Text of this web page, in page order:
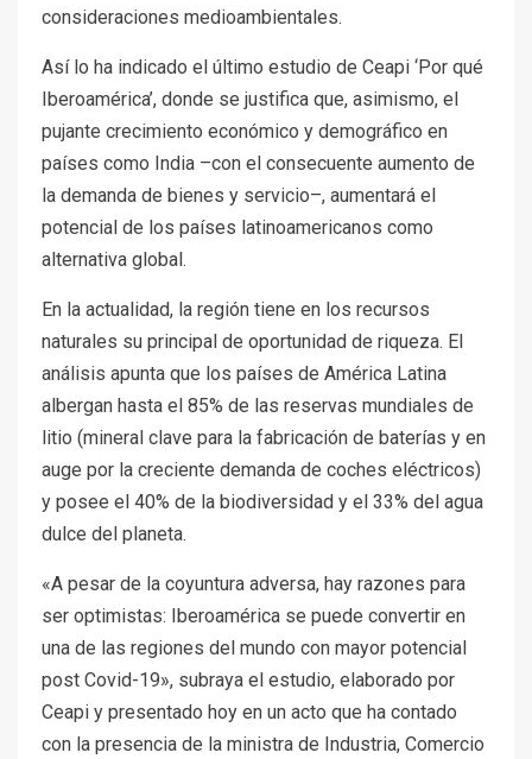
consideraciones medioambientales.
Así lo ha indicado el último estudio de Ceapi ‘Por qué
Iberoamérica’, donde se justifica que, asimismo, el
pujante crecimiento económico y demográfico en
países como India –con el consecuente aumento de
la demanda de bienes y servicio–, aumentará el
potencial de los países latinoamericanos como
alternativa global.
En la actualidad, la región tiene en los recursos
naturales su principal de oportunidad de riqueza. El
análisis apunta que los países de América Latina
albergan hasta el 85% de las reservas mundiales de
litio (mineral clave para la fabricación de baterías y en
auge por la creciente demanda de coches eléctricos)
y posee el 40% de la biodiversidad y el 33% del agua
dulce del planeta.
«A pesar de la coyuntura adversa, hay razones para
ser optimistas: Iberoamérica se puede convertir en
una de las regiones del mundo con mayor potencial
post Covid-19», subraya el estudio, elaborado por
Ceapi y presentado hoy en un acto que ha contado
con la presencia de la ministra de Industria, Comercio